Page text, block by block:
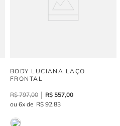
BODY LUCIANA LAÇO
FRONTAL
R$ 797,00 R$ 557,00
6
R$ 92,83